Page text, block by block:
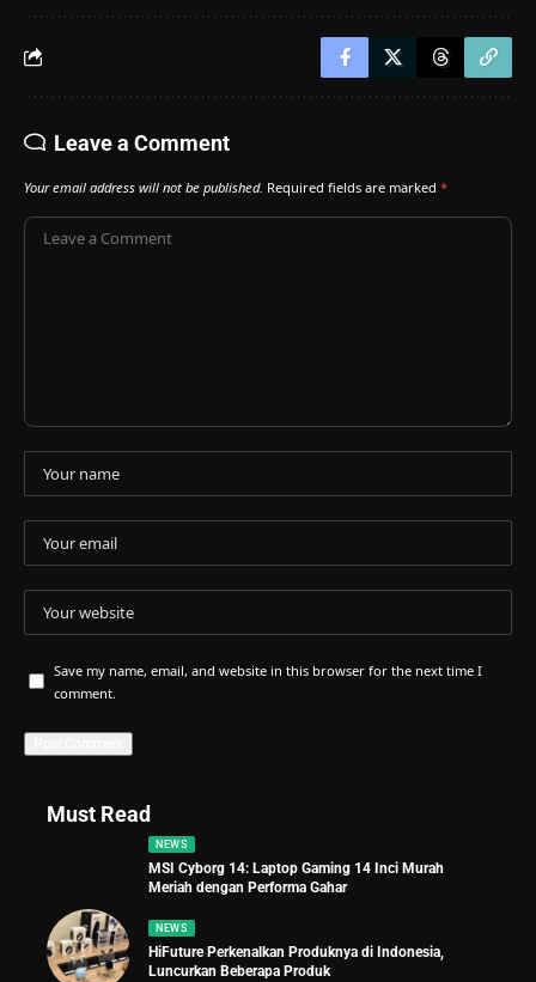
Leave a Comment
Your email address will not be published. Required fields are marked *
Save my name, email, and website in this browser for the next time I
comment.
Must Read
NEWS
MSI Cyborg 14: Laptop Gaming 14 Inci Murah
Meriah dengan Performa Gahar
NEWS
HiFuture Perkenalkan Produknya di Indonesia,
Luncurkan Beberapa Produk